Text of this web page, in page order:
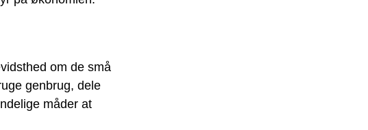
om de små
genbrug, dele
måder at